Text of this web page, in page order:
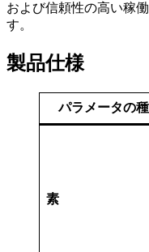
および信頼性の高い稼
す。
製品仕様
パラメータの
素